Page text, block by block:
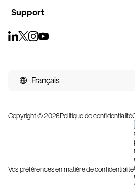
Support
Français
Copyright © 2026Politique de confidentialité
Vos préférences en matière de confidentialité